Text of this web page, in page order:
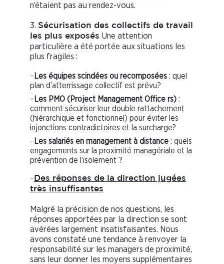
n’étaient pas au rendez-vous.
3. Sécurisation des collectifs de travail
les plus exposés Une attention
particulière a été portée aux situations les
plus fragiles :
– Les équipes scindées ou recomposées : quel
plan d’atterrissage collectif est prévu?
– Les PMO (Project Management Office rs) :
comment sécuriser leur double rattachement
(hiérarchique et fonctionnel) pour éviter les
injonctions contradictoires et la surcharge?
– Les salariés en management à distance : quels
engagements sur la proximité managériale et la
prévention de l’isolement ?
– Des réponses de la direction jugées
très insuffisantes
Malgré la précision de nos questions, les
réponses apportées par la direction se sont
avérées largement insatisfaisantes. Nous
avons constaté une tendance à renvoyer la
responsabilité sur les managers de proximité,
sans leur donner les moyens supplémentaires